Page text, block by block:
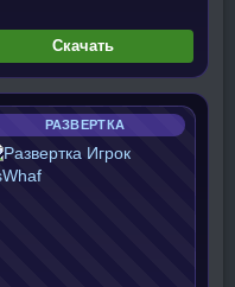
Скачать
РАЗВЕРТКА